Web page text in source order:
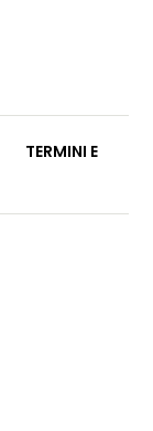
TERMINI E